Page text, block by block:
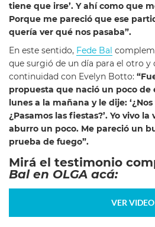
tiene que irse’. Y ahí como que
Porque me pareció que ese
quería ver qué nos pasaba”.
En este sentido, Fede Bal
que surgió de un día para el otro y
continuidad con Evelyn Botto:
propuesta que nació un poco de
lunes a la mañana y le dije:
¿Pasamos las fiestas?’. Yo vivo
aburro un poco. Me pareció un
prueba de fuego”.
Mirá el testimonio
Bal en OLGA acá:
VER VIDEO